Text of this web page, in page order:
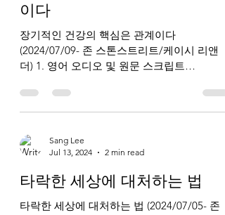
이다
장기적인 건강의 핵심은 관계이다
(2024/07/09- 존 스톤스트리트/케이시 리앤
더) 1. 영어 오디오 및 원문 스크립트
are-key-to-long-term-health...
Sang Lee
Jul 13, 2024
2 min read
타락한 세상에 대처하는 법
타락한 세상에 대처하는 법 (2024/07/05- 존